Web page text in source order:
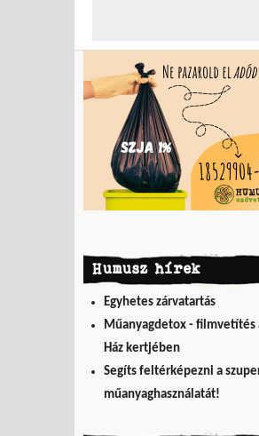
Humusz hírek
Egyhetes zárvatartás
Műanyagdetox - filmvetítés
Ház kertjében
Segíts feltérképezni a
műanyaghasználatát!